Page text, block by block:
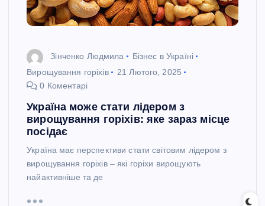
Зінченко Людмила
Бізнес в Україні
Вирощування горіхів
21 Лютого, 2025
0 Коментарі
Україна може стати лідером з
вирощування горіхів: яке зараз місце
посідає
Україна має перспективи стати світовим лідером з
вирощування горіхів – які горіхи вирощують
найактивніше та де